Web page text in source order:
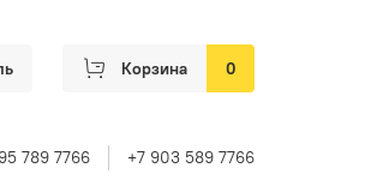
Корзина 0
789 7766 +7 903 589 7766